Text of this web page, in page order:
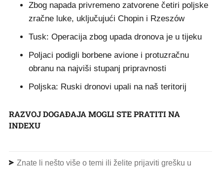
Zbog napada privremeno zatvorene četiri poljske
zračne luke, uključujući Chopin i Rzeszów
Tusk: Operacija zbog upada dronova je u tijeku
Poljaci podigli borbene avione i protuzračnu
obranu na najviši stupanj pripravnosti
Poljska: Ruski dronovi upali na naš teritorij
RAZVOJ DOGAĐAJA MOGLI STE PRATITI NA
INDEXU
Znate li nešto više o temi ili želite prijaviti grešku u